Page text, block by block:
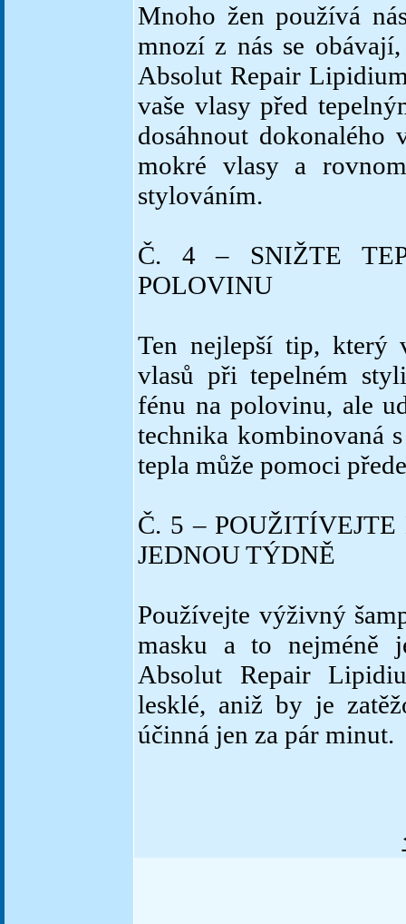
Mnoho žen používá
mnozí z nás se
Absolut Repair
vaše vlasy před
dosáhnout dokonalého
mokré vlasy a
stylováním.
Č. 4 – SNIŽTE
POLOVINU
Ten nejlepší tip, který
vlasů při tepelném
fénu na polovinu, ale
technika kombinovaná
tepla může pomoci
Č. 5 –
JEDNOU TÝDNĚ
Používejte výživný
masku a to nejméně
Absolut Repair
lesklé, aniž by je
účinná jen za pár minut.